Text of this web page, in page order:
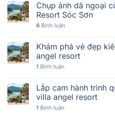
Chụp ảnh dã ngoại
Resort Sóc Sơn
6 Bình luận
Khám phá vẻ đẹp
angel resort
1 Bình luận
Lắp cam hành trình
villa angel resort
1 Bình luận